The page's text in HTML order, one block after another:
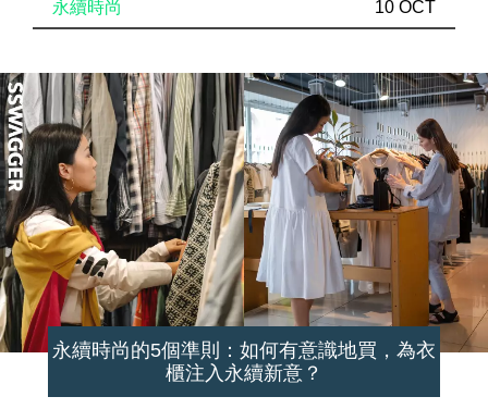
永續時尚 10 OCT
永續時尚的5個準則：如何有意識地買，為衣
櫃注入永續新意？